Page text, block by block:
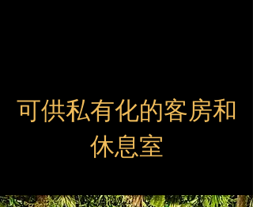
可供私有化的客房和
休息室